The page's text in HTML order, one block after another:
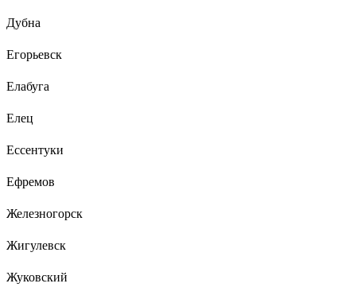
Дубна
Егорьевск
Елабуга
Елец
Ессентуки
Ефремов
Железногорск
Жигулевск
Жуковский